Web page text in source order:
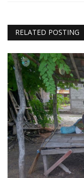
RELATED POSTING